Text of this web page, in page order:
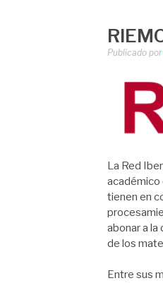
Publicado por
La Red
académico
tienen en
abonar a
de los
Entre sus